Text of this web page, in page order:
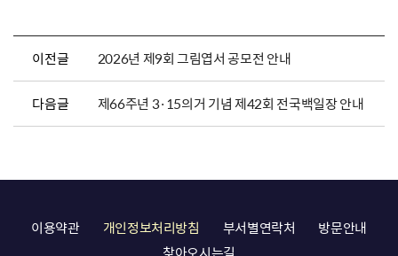
이전글 2026년 제9회 그림엽서 공모전 안내
다음글 제66주년 3·15의거 기념 제42회 전국백일장 안내
이용약관 개인정보처리방침 부서별연락처
방문안내